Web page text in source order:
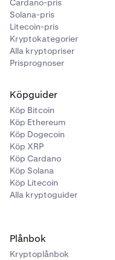
Cardano-pris
Solana-pris
Litecoin-pris
Kryptokategorier
Alla kryptopriser
Prisprognoser
Köpguider
Köp Bitcoin
Köp Ethereum
Köp Dogecoin
Köp XRP
Köp Cardano
Köp Solana
Köp Litecoin
Alla kryptoguider
Plånbok
Kryptoplånbok